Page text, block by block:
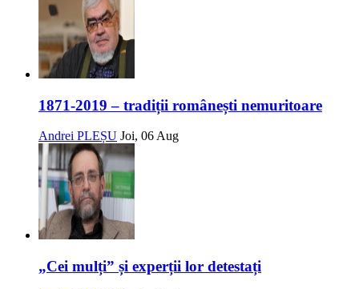
1871-2019 – tradiții românești nemuritoare
Andrei PLEȘU Joi, 06 Aug
„Cei mulți” și experții lor detestați